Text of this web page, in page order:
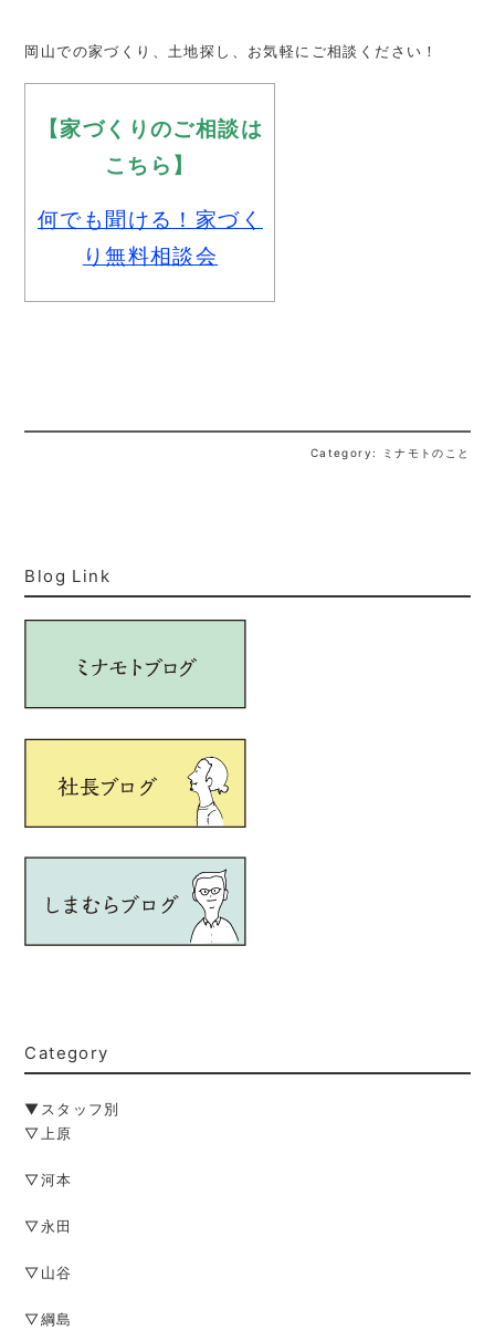
Blog Link
Category
▼スタッフ別
▽上原
▽河本
▽永田
▽山谷
▽綱島
岡山での家づくり、土地探し、お気軽にご相談ください！
【家づくりのご相談は
こちら】
何でも聞ける！家づく
り無料相談会
Category: ミナモトのこと